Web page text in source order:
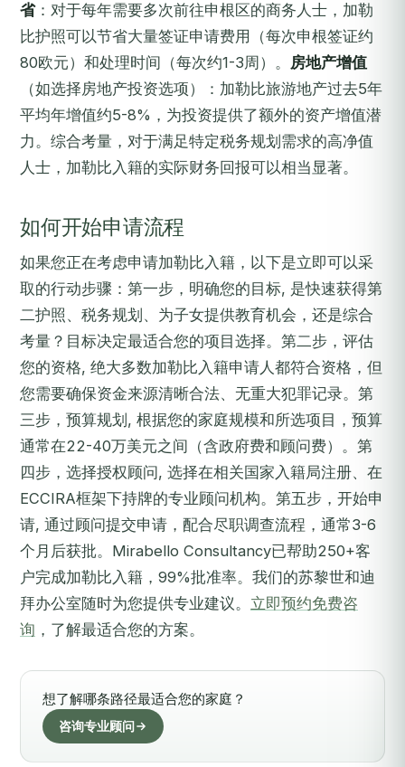
省：对于每年需要多次前往申根区的商务人士，加勒
比护照可以节省大量签证申请费用（每次申根签证约
80欧元）和处理时间（每次约1-3周）。 房地产增值
（如选择房地产投资选项）：加勒比旅游地产过去5年
平均年增值约5-8%，为投资提供了额外的资产增值潜
力。综合考量，对于满足特定税务规划需求的高净值
人士，加勒比入籍的实际财务回报可以相当显著。
如何开始申请流程
如果您正在考虑申请加勒比入籍，以下是立即可以采
取的行动步骤：第一步，明确您的目标, 是快速获得第
二护照、税务规划、为子女提供教育机会，还是综合
考量？目标决定最适合您的项目选择。第二步，评估
您的资格, 绝大多数加勒比入籍申请人都符合资格，但
您需要确保资金来源清晰合法、无重大犯罪记录。第
三步，预算规划, 根据您的家庭规模和所选项目，预算
通常在22-40万美元之间（含政府费和顾问费）。第
四步，选择授权顾问, 选择在相关国家入籍局注册、在
ECCIRA框架下持牌的专业顾问机构。第五步，开始申
请, 通过顾问提交申请，配合尽职调查流程，通常3-6
个月后获批。Mirabello Consultancy已帮助250+客
户完成加勒比入籍，99%批准率。我们的苏黎世和迪
拜办公室随时为您提供专业建议。 立即预约免费咨
询 ，了解最适合您的方案。
想了解哪条路径最适合您的家庭？
咨询专业顾问